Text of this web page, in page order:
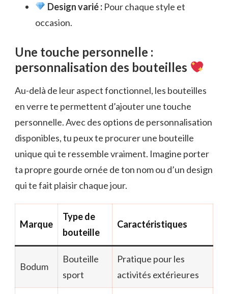
Design varié :Pour chaque style et
occasion.
Une touche personnelle :
personnalisation des bouteilles
Au-delà de leur aspect fonctionnel, les bouteilles
en verre te permettent d’ajouter une touche
personnelle. Avec des options de personnalisation
disponibles, tu peux te procurer une bouteille
unique qui te ressemble vraiment. Imagine porter
ta propre gourde ornée de ton nom ou d’un design
qui te fait plaisir chaque jour.
Marque
Type de
bouteille
Caractéristiques
Bodum
Bouteille
sport
Pratique pour les
activités extérieures